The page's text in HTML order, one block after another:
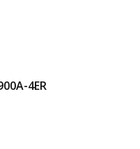
4ER